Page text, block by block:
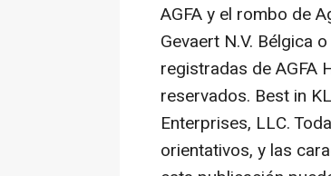
AGFA y el rombo de
Gevaert N.V. Bélgica
registradas de AGFA
reservados. Best in
Enterprises, LLC.
orientativos, y las